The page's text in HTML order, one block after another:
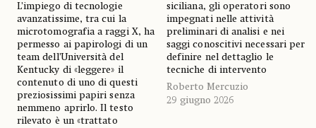
L’impiego di tecnologie
avanzatissime, tra cui la
microtomografia a raggi X, ha
permesso ai papirologi di un
team dell’Università del
Kentucky di «leggere» il
contenuto di uno di questi
preziosissimi papiri senza
nemmeno aprirlo. Il testo
rilevato è un «trattato
siciliana, gli operatori sono
impegnati nelle attività
preliminari di analisi e nei
saggi conoscitivi necessari per
definire nel dettaglio le
tecniche di intervento
Roberto Mercuzio
29 giugno 2026